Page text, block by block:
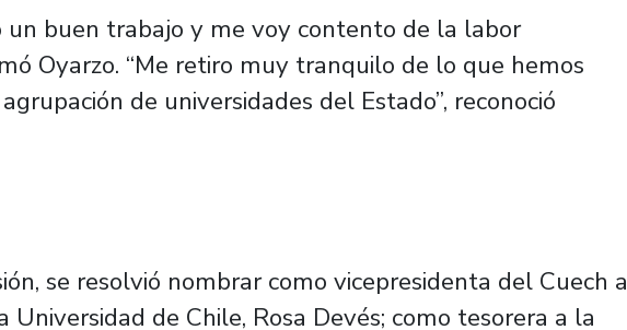
un buen trabajo y me voy contento de la labor
Oyarzo. “Me retiro muy tranquilo de lo que hemos
de universidades del Estado”, reconoció
se resolvió nombrar como vicepresidenta del Cuech a
Universidad de Chile, Rosa Devés; como tesorera a la